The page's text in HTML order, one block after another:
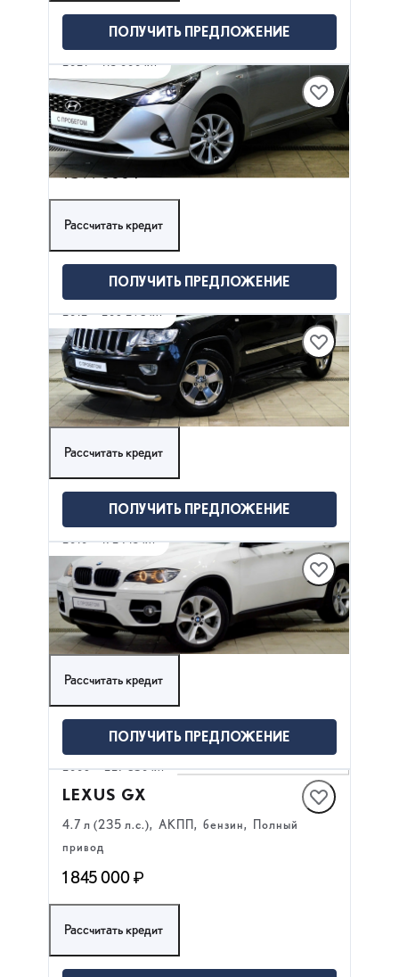
ПОЛУЧИТЬ ПРЕДЛОЖЕНИЕ
2021·115 000 км
HYUNDAI SOLARIS
1.6 л (123 л.с.), АКПП, бензин, Передний
привод
1 399 000 ₽
Рассчитать кредит
ПОЛУЧИТЬ ПРЕДЛОЖЕНИЕ
2012·206 298 км
JEEP GRAND CHEROKEE
3 л (243 л.с.), АКПП, дизель, Полный привод
1 825 000 ₽
Рассчитать кредит
ПОЛУЧИТЬ ПРЕДЛОЖЕНИЕ
2010·172 715 км
BMW X6
3 л (306 л.с.), АКПП, бензин, Полный привод
1 845 000 ₽
Рассчитать кредит
ПОЛУЧИТЬ ПРЕДЛОЖЕНИЕ
2006·227 830 км
LEXUS GX
4.7 л (235 л.с.), АКПП, бензин, Полный
привод
1 845 000 ₽
Рассчитать кредит